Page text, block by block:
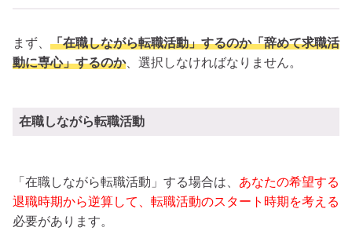
まず、 「在職しながら転職活動」するのか「辞めて求職活
動に専心」するのか、選択しなければなりません。
在職しながら転職活動
「在職しながら転職活動」する場合は、 あなたの希望する
退職時期から逆算して、転職活動のスタート時期を考える
必要があります。